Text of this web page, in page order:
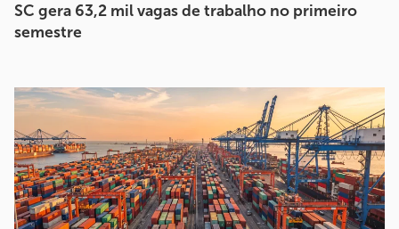
SC gera 63,2 mil vagas de trabalho no primeiro
semestre